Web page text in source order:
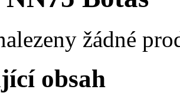
žádné
obsah